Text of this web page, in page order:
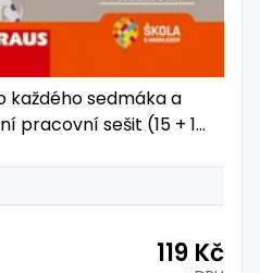
každého sedmáka a
sešit (15 + 1
119 Kč